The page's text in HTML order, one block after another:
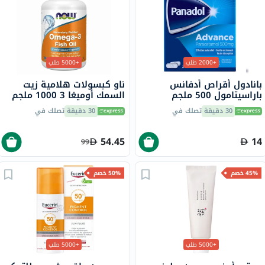
+2000 طلب
بانادول أقراص أدفانس
باراسيتامول 500 ملجم
قرص 30 دقيقة تصلك في
14
+5000 طلب
ناو كبسولات هلامية زيت
السمك أوميغا 3 1000 ملجم
180 EPA / 120 DHA حزمة من
100 30 دقيقة تصلك في
54.45
99
45% خصم
+5000 طلب
50% خصم
+5000 طلب